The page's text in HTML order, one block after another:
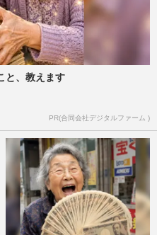
と、教えます
PR(合同会社デジタルファーム )